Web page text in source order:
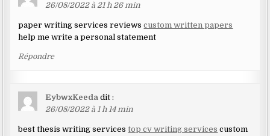
26/08/2022 à 21 h 26 min
paper writing services reviewscustom written papers
help me write a personal statement
Répondre
EybwxKeeda dit :
26/08/2022 à 1 h 14 min
best thesis writing servicestop cv writing services custom